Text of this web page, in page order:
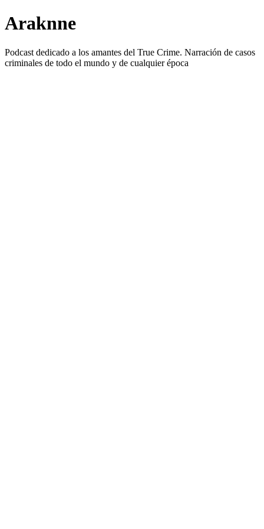
Araknne
Podcast dedicado a los amantes del True Crime. Narración de casos
criminales de todo el mundo y de cualquier época